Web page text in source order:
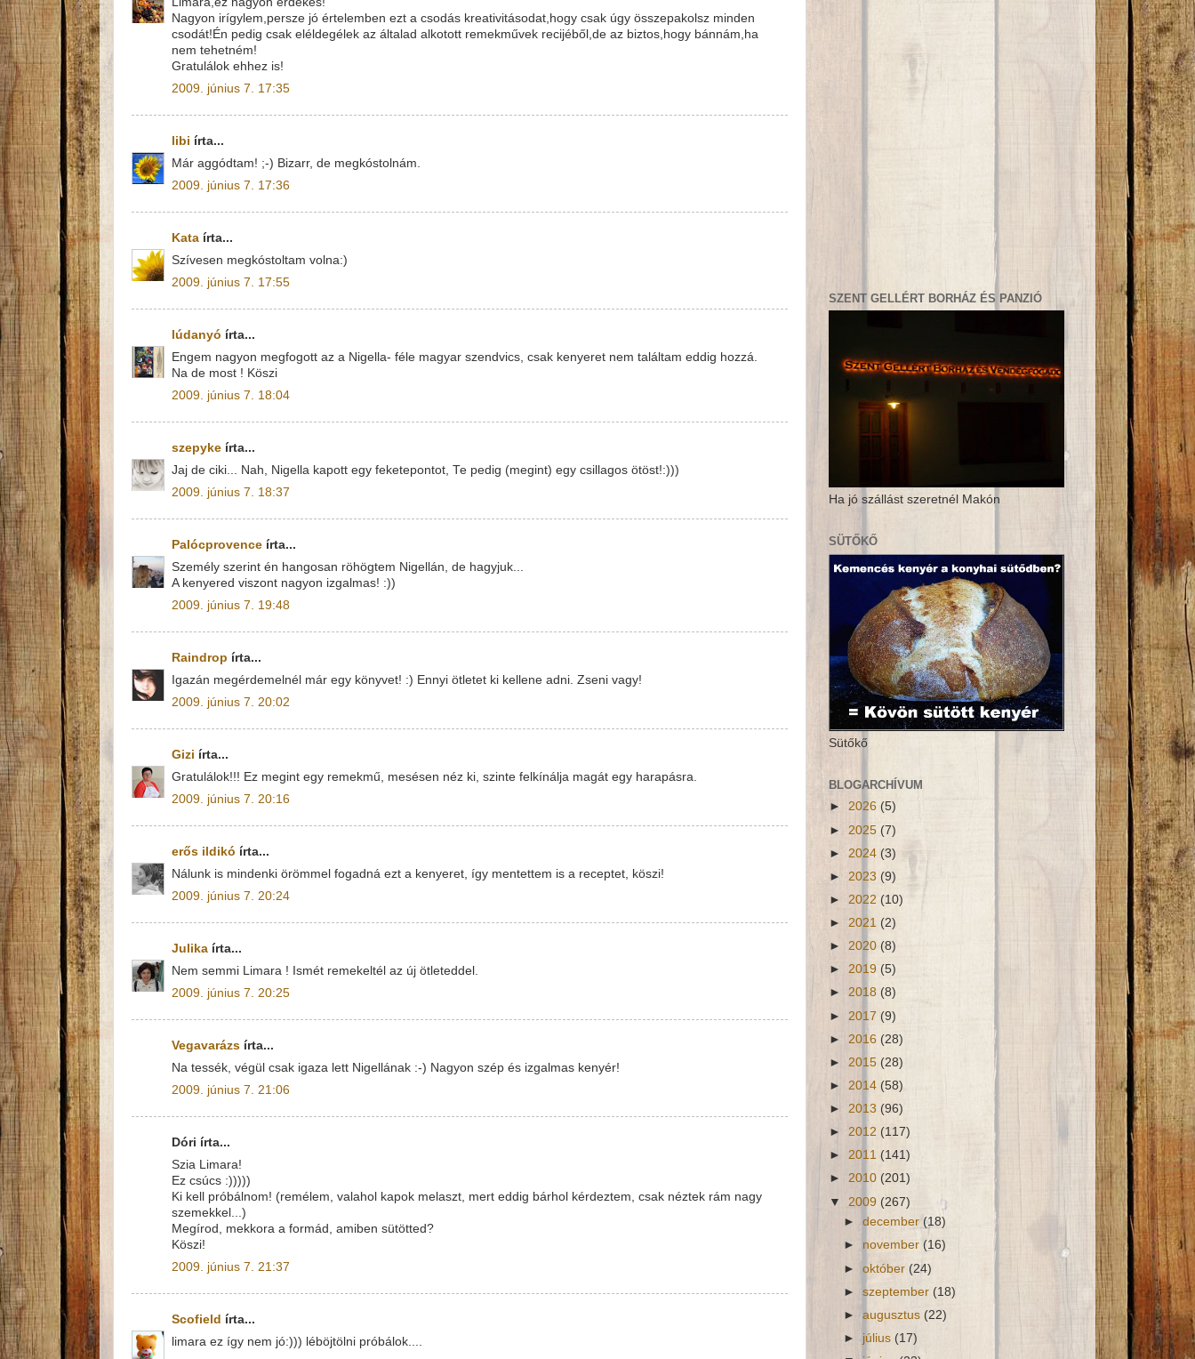
Nagyon irígylem,persze jó értelemben ezt a csodás kreativitásodat,hogy csak úgy összepakolsz minden
csodát!Én pedig csak eléldegélek az általad alkotott remekművek recijéből,de az biztos,hogy bánnám,ha
nem tehetném!
Gratulálok ehhez is!
2009. június 7. 17:35
libi írta...
Már aggódtam! ;-) Bizarr, de megkóstolnám.
2009. június 7. 17:36
Kata írta...
Szívesen megkóstoltam volna:)
2009. június 7. 17:55
lúdanyó írta...
Engem nagyon megfogott az a Nigella- féle magyar szendvics, csak kenyeret nem találtam eddig hozzá.
Na de most ! Köszi
2009. június 7. 18:04
szepyke írta...
Jaj de ciki... Nah, Nigella kapott egy feketepontot, Te pedig (megint) egy csillagos ötöst!:)))
2009. június 7. 18:37
Palócprovence írta...
Személy szerint én hangosan röhögtem Nigellán, de hagyjuk...
A kenyered viszont nagyon izgalmas! :))
2009. június 7. 19:48
Raindrop írta...
Igazán megérdemelnél már egy könyvet! :) Ennyi ötletet ki kellene adni. Zseni vagy!
2009. június 7. 20:02
Gizi írta...
Gratulálok!!! Ez megint egy remekmű, mesésen néz ki, szinte felkínálja magát egy harapásra.
2009. június 7. 20:16
erős ildikó írta...
Nálunk is mindenki örömmel fogadná ezt a kenyeret, így mentettem is a receptet, köszi!
2009. június 7. 20:24
Julika írta...
Nem semmi Limara ! Ismét remekeltél az új ötleteddel.
2009. június 7. 20:25
Vegavarázs írta...
Na tessék, végül csak igaza lett Nigellának :-) Nagyon szép és izgalmas kenyér!
2009. június 7. 21:06
Dóri írta...
Szia Limara!
Ez csúcs :)))))
Ki kell próbálnom! (remélem, valahol kapok melaszt, mert eddig bárhol kérdeztem, csak néztek rám nagy
szemekkel...)
Megírod, mekkora a formád, amiben sütötted?
Köszi!
2009. június 7. 21:37
Scofield írta...
limara ez így nem jó:))) léböjtölni próbálok....
SZENT GELLÉRT BORHÁZ ÉS PANZIÓ
Ha jó szállást szeretnél Makón
SÜTŐKŐ
Sütőkő
BLOGARCHÍVUM
► 2026 (5)
► 2025 (7)
► 2024 (3)
► 2023 (9)
► 2022 (10)
► 2021 (2)
► 2020 (8)
► 2019 (5)
► 2018 (8)
► 2017 (9)
► 2016 (28)
► 2015 (28)
► 2014 (58)
► 2013 (96)
► 2012 (117)
► 2011 (141)
► 2010 (201)
▼ 2009 (267)
►december (18)
► november(16)
►október (24)
►szeptember (18)
►augusztus (22)
► július (17)